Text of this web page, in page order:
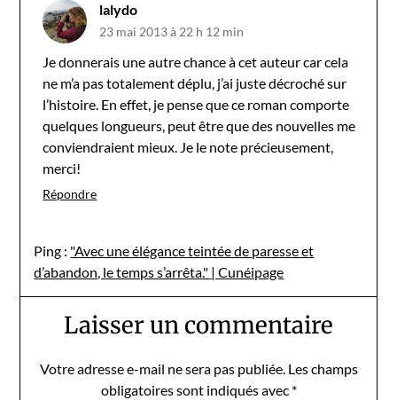
lalydo
23 mai 2013 à 22 h 12 min
Je donnerais une autre chance à cet auteur car cela
ne m’a pas totalement déplu, j’ai juste décroché sur
l’histoire. En effet, je pense que ce roman comporte
quelques longueurs, peut être que des nouvelles me
conviendraient mieux. Je le note précieusement,
merci!
Répondre
Ping : "Avec une élégance teintée de paresse et
d’abandon, le temps s’arrêta." | Cunéipage
Laisser un commentaire
Votre adresse e-mail ne sera pas publiée. Les champs
obligatoires sont indiqués avec *